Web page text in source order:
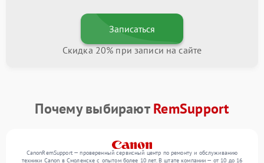
Записаться
Скидка 20% при записи на сайте
Почему выбираютRemSupport
CanonRemSupport — проверенный сервисный центр по ремонту и обслуживанию
техники Canon в Смоленске с опытом более 10 лет. В штате компании — от 10 до 16